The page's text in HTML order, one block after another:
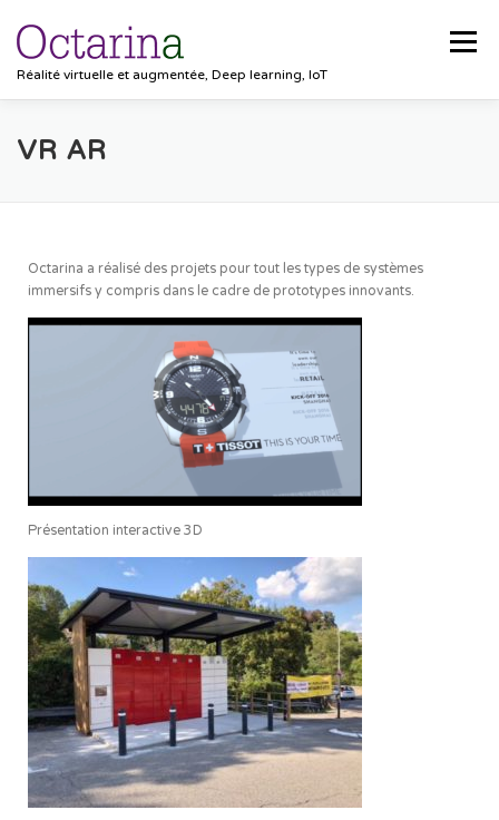
Réalité virtuelle et augmentée, Deep learning, IoT
Menu
ACCUEIL
VR AR
Octarina a réalisé des projets pour tout les types de systèmes
immersifs y compris dans le cadre de prototypes innovants.
Présentation interactive 3D